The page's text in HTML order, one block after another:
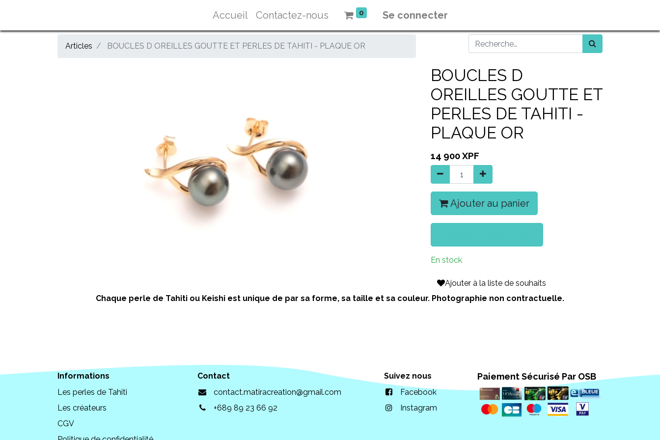
Accueil Contactez-nous 0 Se connecter
Articles BOUCLES D OREILLES GOUTTE ET PERLES DE TAHITI - PLAQUE OR
BOUCLES D
OREILLES GOUTTE ET
PERLES DE TAHITI -
PLAQUE OR
14 900XPF
Ajouter au panier
En stock
Ajouter à la liste de souhaits
Chaque perle de Tahiti ou Keishi est unique de par sa forme, sa taille et sa couleur. Photographie non contractuelle.
Informations
Les perles de Tahiti
Les créateurs
CGV
Contact
contact.matiracreation@gmail.com
+689 89 23 66 92
Suivez nous
Facebook
Instagram
Paiement Sécurisé Par OSB